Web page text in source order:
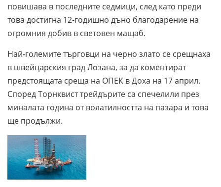
повишава в последните седмици, след като преди
това достигна 12-годишно дъно благодарение на
огромния добив в световен мащаб.
Най-големите търговци на черно злато се срещнаха
в швейцарския град Лозана, за да коментират
предстоящата среща на ОПЕК в Доха на 17 април.
Според Торнквист трейдърите са спечелили през
миналата година от волатилността на пазара и това
ще продължи.